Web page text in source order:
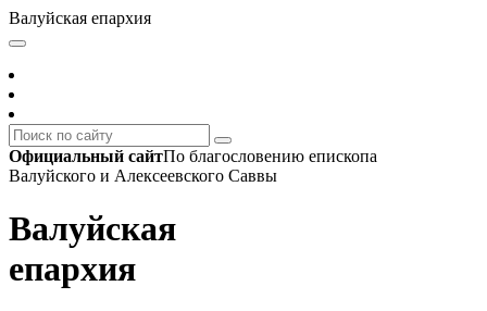
Валуйская епархия
Официальный сайтПо благословению епископа
Валуйского и Алексеевского Саввы
Валуйская
епархия